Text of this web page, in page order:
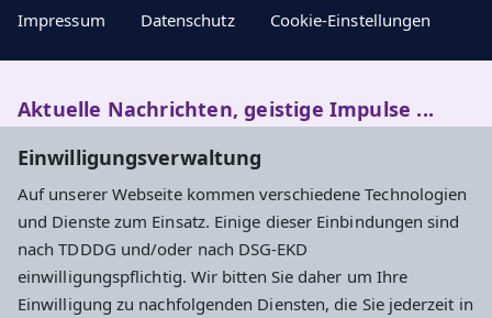
Einwilligungsverwaltung
Auf unserer Webseite kommen verschiedene Technologien
und Dienste zum Einsatz. Einige dieser Einbindungen sind
nach TDDDG und/oder nach DSG-EKD
einwilligungspflichtig. Wir bitten Sie daher um Ihre
Einwilligung zu nachfolgenden Diensten, die Sie jederzeit in
Impressum Datenschutz Cookie-Einstellungen
Aktuelle Nachrichten, geistige Impulse ...
Newsletter entdecken
Adresse
Evangelisches Dekanat Rheingau-Taunus